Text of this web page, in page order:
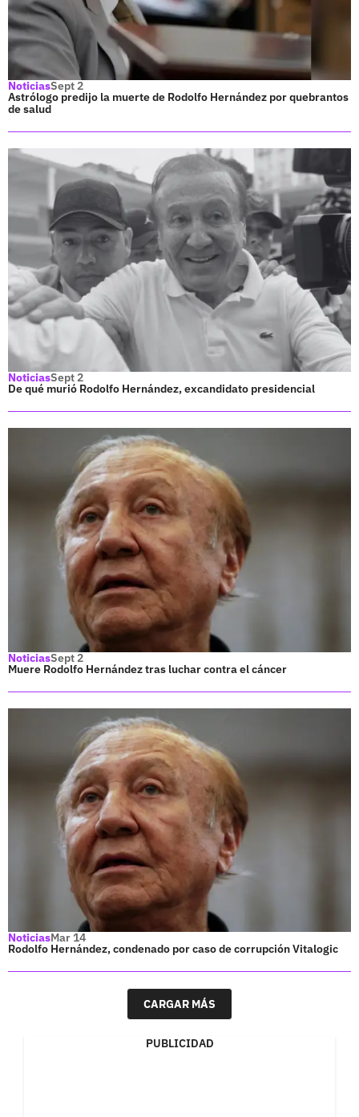
NoticiasSept 2
Astrólogo predijo la muerte de Rodolfo Hernández por quebrantos
de salud
NoticiasSept 2
De qué murió Rodolfo Hernández, excandidato presidencial
NoticiasSept 2
Muere Rodolfo Hernández tras luchar contra el cáncer
NoticiasMar 14
Rodolfo Hernández, condenado por caso de corrupción Vitalogic
CARGAR MÁS
PUBLICIDAD